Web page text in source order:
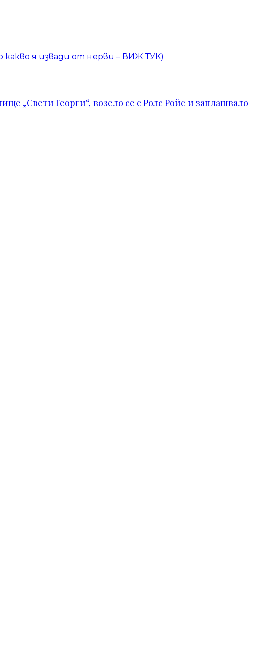
я извади от нерви – ВИЖ ТУК)
„Свети Георги“, возело се с Ролс Ройс и заплашвало